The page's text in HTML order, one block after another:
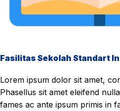
Fasilitas Sekolah Standart
Lorem ipsum dolor sit amet,
Phasellus sit amet eleifend
fames ac ante ipsum primis in